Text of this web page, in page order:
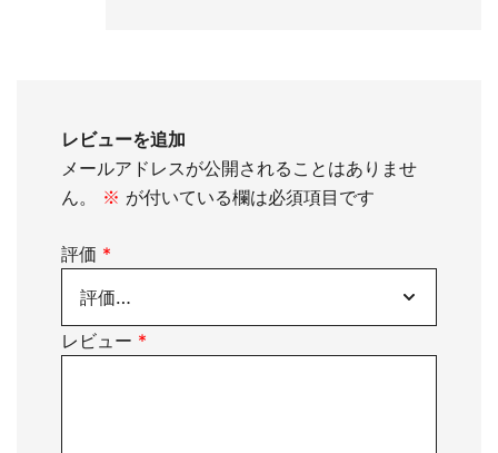
レビューを追加
メールアドレスが公開されることはありませ
ん。
※ が付いている欄は必須項目です
評価 *
レビュー *